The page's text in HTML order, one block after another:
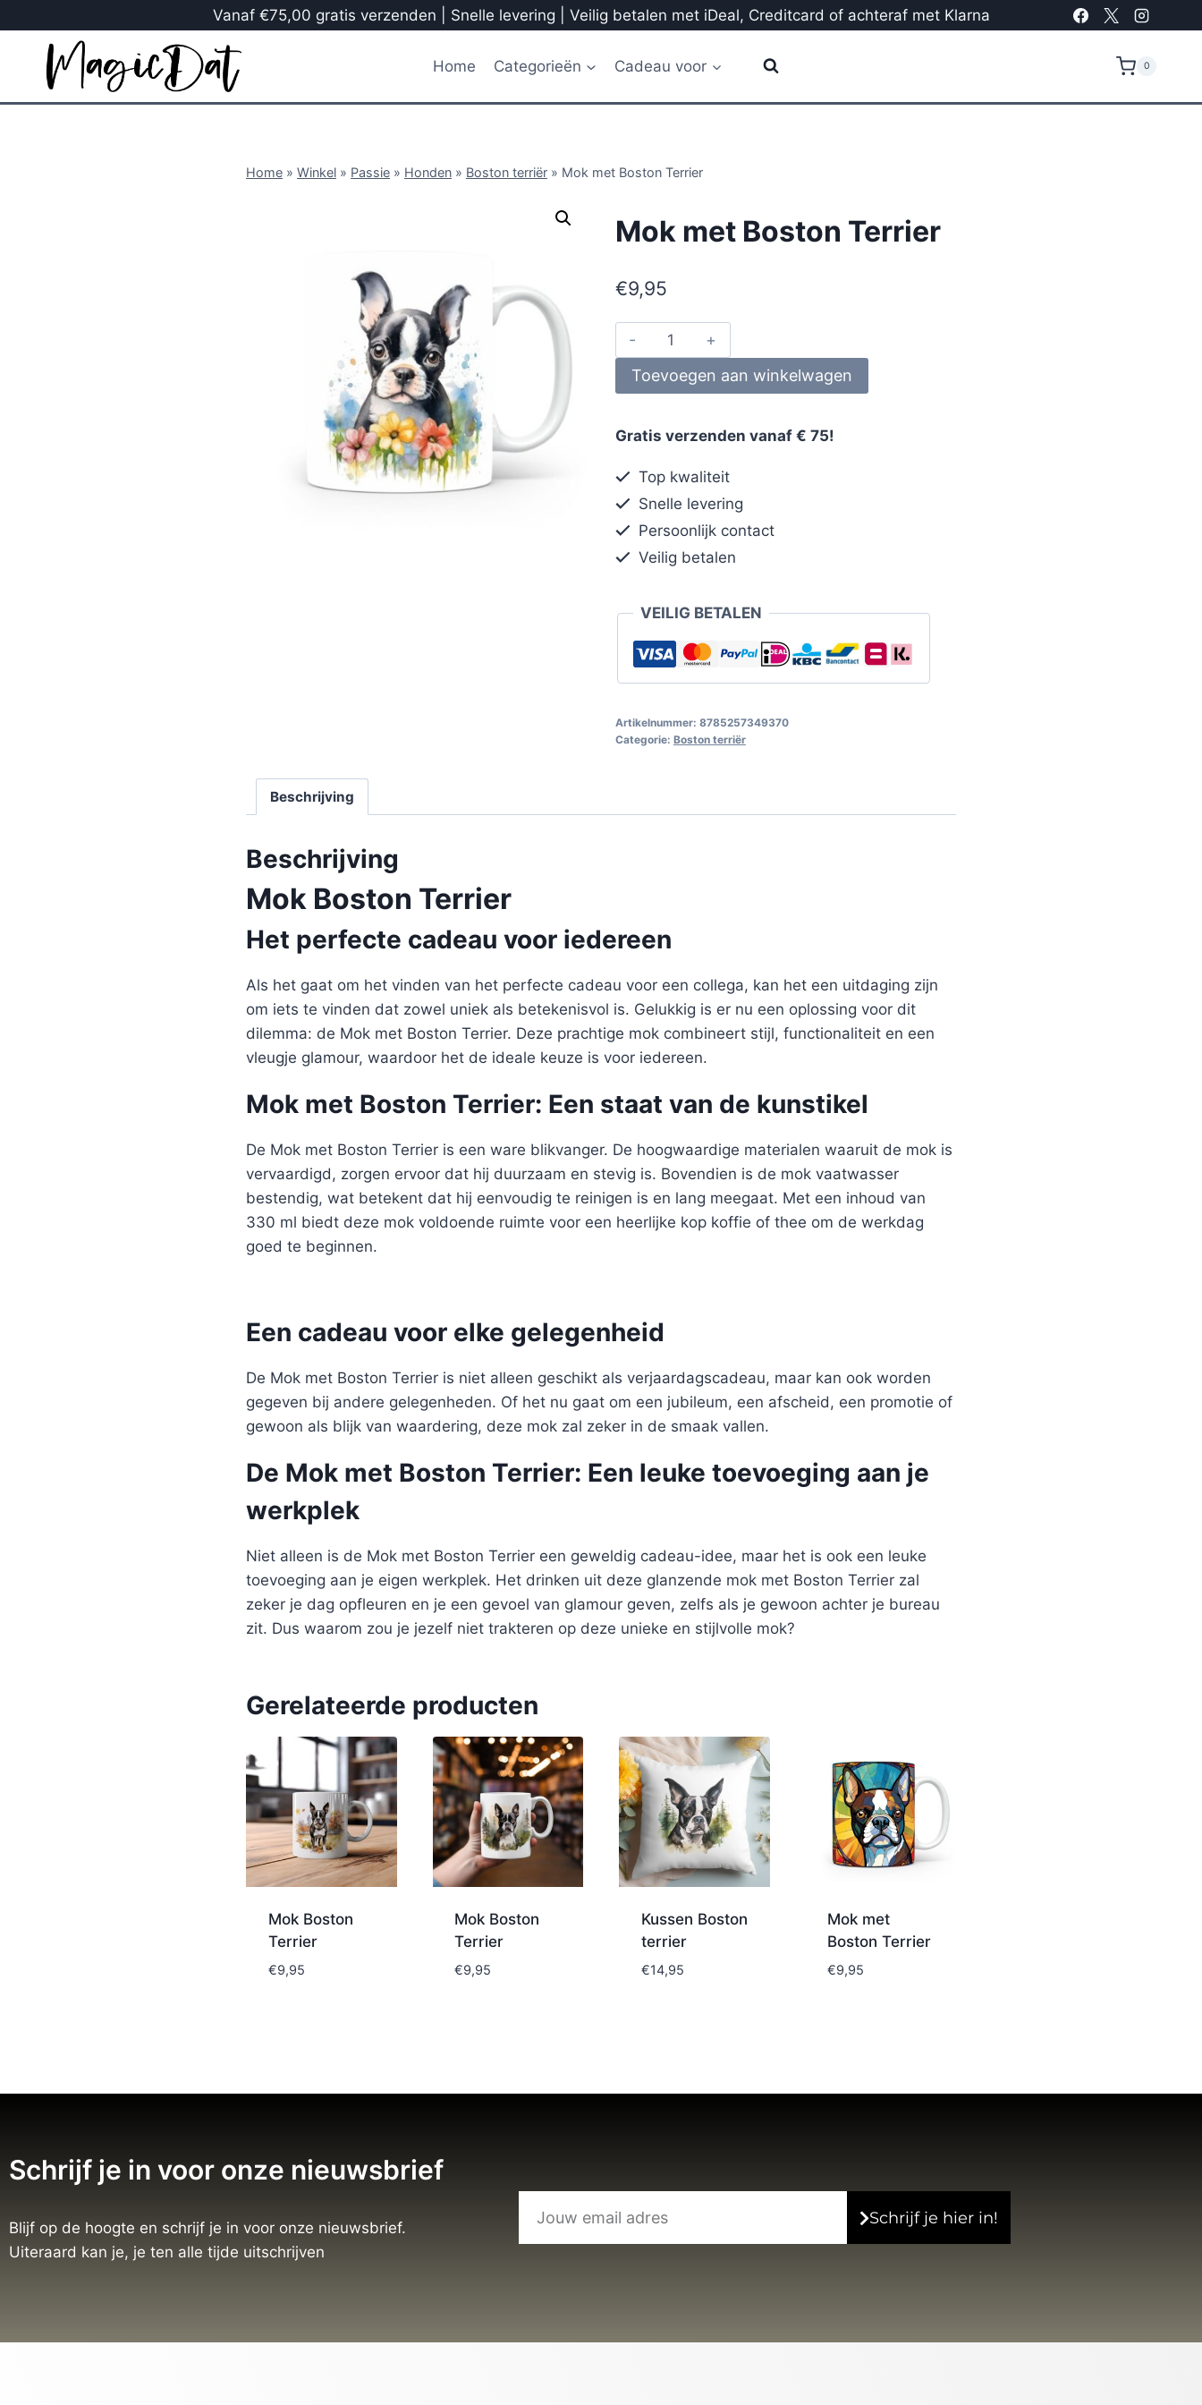
Vanaf €75,00 gratis verzenden | Snelle levering | Veilig betalen met iDeal, Creditcard of achteraf met Klarna
Home Categorieën Cadeau voor 0
Home » Winkel » Passie » Honden » Boston terriër » Mok met Boston Terrier
Mok met Boston Terrier
€9,95
Toevoegen aan winkelwagen
Gratis verzenden vanaf € 75!
Top kwaliteit
Snelle levering
Persoonlijk contact
Veilig betalen
VEILIG BETALEN
Artikelnummer: 8785257349370
Categorie: Boston terriër
Beschrijving
Beschrijving
Mok Boston Terrier
Het perfecte cadeau voor iedereen
Als het gaat om het vinden van het perfecte cadeau voor een collega, kan het een uitdaging zijn
om iets te vinden dat zowel uniek als betekenisvol is. Gelukkig is er nu een oplossing voor dit
dilemma: de Mok met Boston Terrier. Deze prachtige mok combineert stijl, functionaliteit en een
vleugje glamour, waardoor het de ideale keuze is voor iedereen.
Mok met Boston Terrier: Een staat van de kunstikel
De Mok met Boston Terrier is een ware blikvanger. De hoogwaardige materialen waaruit de mok is
vervaardigd, zorgen ervoor dat hij duurzaam en stevig is. Bovendien is de mok vaatwasser
bestendig, wat betekent dat hij eenvoudig te reinigen is en lang meegaat. Met een inhoud van
330 ml biedt deze mok voldoende ruimte voor een heerlijke kop koffie of thee om de werkdag
goed te beginnen.
Een cadeau voor elke gelegenheid
De Mok met Boston Terrier is niet alleen geschikt als verjaardagscadeau, maar kan ook worden
gegeven bij andere gelegenheden. Of het nu gaat om een jubileum, een afscheid, een promotie of
gewoon als blijk van waardering, deze mok zal zeker in de smaak vallen.
De Mok met Boston Terrier: Een leuke toevoeging aan je
werkplek
Niet alleen is de Mok met Boston Terrier een geweldig cadeau-idee, maar het is ook een leuke
toevoeging aan je eigen werkplek. Het drinken uit deze glanzende mok met Boston Terrier zal
zeker je dag opfleuren en je een gevoel van glamour geven, zelfs als je gewoon achter je bureau
zit. Dus waarom zou je jezelf niet trakteren op deze unieke en stijlvolle mok?
Gerelateerde producten
Mok Boston
Terrier
€9,95
Mok Boston
Terrier
€9,95
Kussen Boston
terrier
€14,95
Mok met
Boston Terrier
€9,95
Schrijf je in voor onze nieuwsbrief
Blijf op de hoogte en schrijf je in voor onze nieuwsbrief.
Uiteraard kan je, je ten alle tijde uitschrijven
Schrijf je hier in!